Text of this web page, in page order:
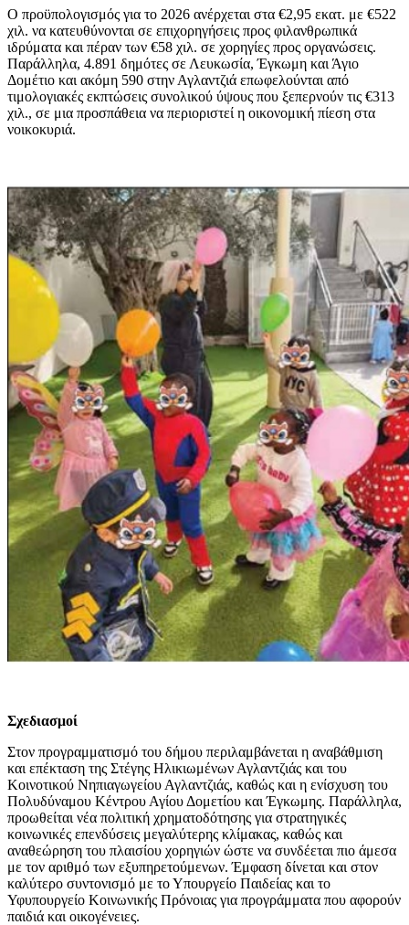
Ο προϋπολογισμός για το 2026 ανέρχεται στα €2,95 εκατ. με €522
χιλ. να κατευθύνονται σε επιχορηγήσεις προς φιλανθρωπικά
ιδρύματα και πέραν των €58 χιλ. σε χορηγίες προς οργανώσεις.
Παράλληλα, 4.891 δημότες σε Λευκωσία, Έγκωμη και Άγιο
Δομέτιο και ακόμη 590 στην Αγλαντζιά επωφελούνται από
τιμολογιακές εκπτώσεις συνολικού ύψους που ξεπερνούν τις €313
χιλ., σε μια προσπάθεια να περιοριστεί η οικονομική πίεση στα
νοικοκυριά.
Σχεδιασμοί
Στον προγραμματισμό του δήμου περιλαμβάνεται η αναβάθμιση
και επέκταση της Στέγης Ηλικιωμένων Αγλαντζιάς και του
Κοινοτικού Νηπιαγωγείου Αγλαντζιάς, καθώς και η ενίσχυση του
Πολυδύναμου Κέντρου Αγίου Δομετίου και Έγκωμης. Παράλληλα,
προωθείται νέα πολιτική χρηματοδότησης για στρατηγικές
κοινωνικές επενδύσεις μεγαλύτερης κλίμακας, καθώς και
αναθεώρηση του πλαισίου χορηγιών ώστε να συνδέεται πιο άμεσα
με τον αριθμό των εξυπηρετούμενων. Έμφαση δίνεται και στον
καλύτερο συντονισμό με το Υπουργείο Παιδείας και το
Υφυπουργείο Κοινωνικής Πρόνοιας για προγράμματα που αφορούν
παιδιά και οικογένειες.